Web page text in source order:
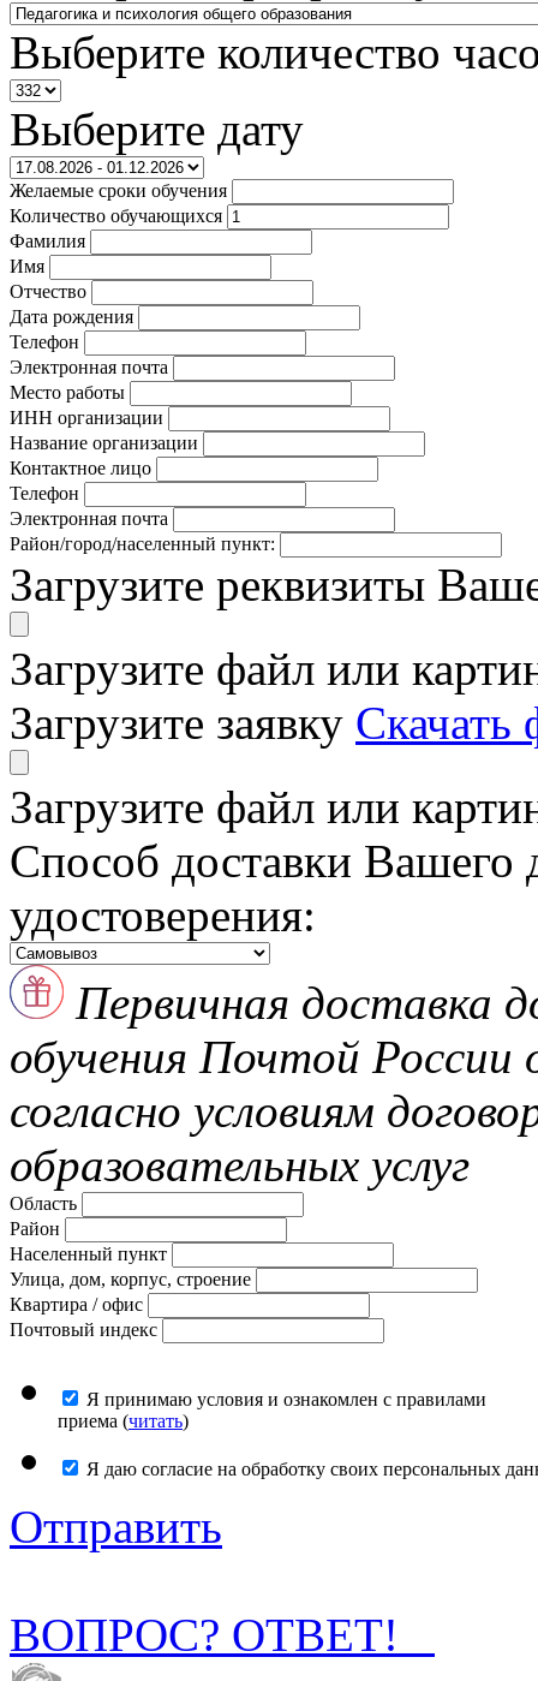
Выберите количество
Выберите дату
Желаемые сроки обучения
Количество обучающихся
Фамилия
Имя
Отчество
Дата рождения
Телефон
Электронная почта
Место работы
ИНН организации
Название организации
Контактное лицо
Телефон
Электронная почта
Район/город/населенный пункт:
Загрузите реквизиты
Загрузите файл или
Загрузите заявку Скачать
Загрузите файл или
Способ доставки Вашего
удостоверения:
Первичная доставка
обучения Почтой России
согласно условиям
образовательных услуг
Область
Район
Населенный пункт
Улица, дом, корпус, строение
Квартира / офис
Почтовый индекс
Я принимаю условия и ознакомлен с правилами
приема (читать)
Я даю согласие на обработку своих персональных
Отправить
ВОПРОС? ОТВЕТ!